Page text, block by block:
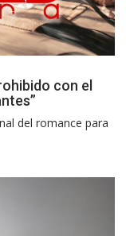
con el
del romance para